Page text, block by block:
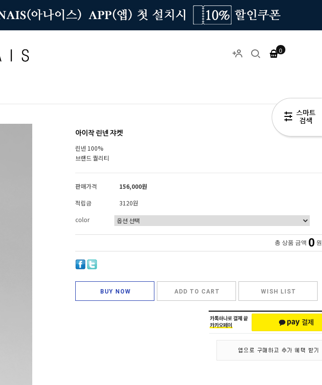
0
아이작 린넨 쟈켓
린넨 100%
브랜드 퀄리티
판매가격
156,000원
적립금
3120원
color
총 상품 금액 0 원
BUY NOW ADD TO CART WISH LIST